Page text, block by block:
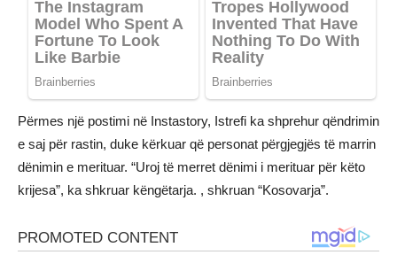
Përmes një postimi në Instastory, Istrefi ka shprehur qëndrimin
e saj për rastin, duke kërkuar që personat përgjegjës të marrin
dënimin e merituar. “Uroj të merret dënimi i merituar për këto
krijesa”, ka shkruar këngëtarja. , shkruan “Kosovarja”.